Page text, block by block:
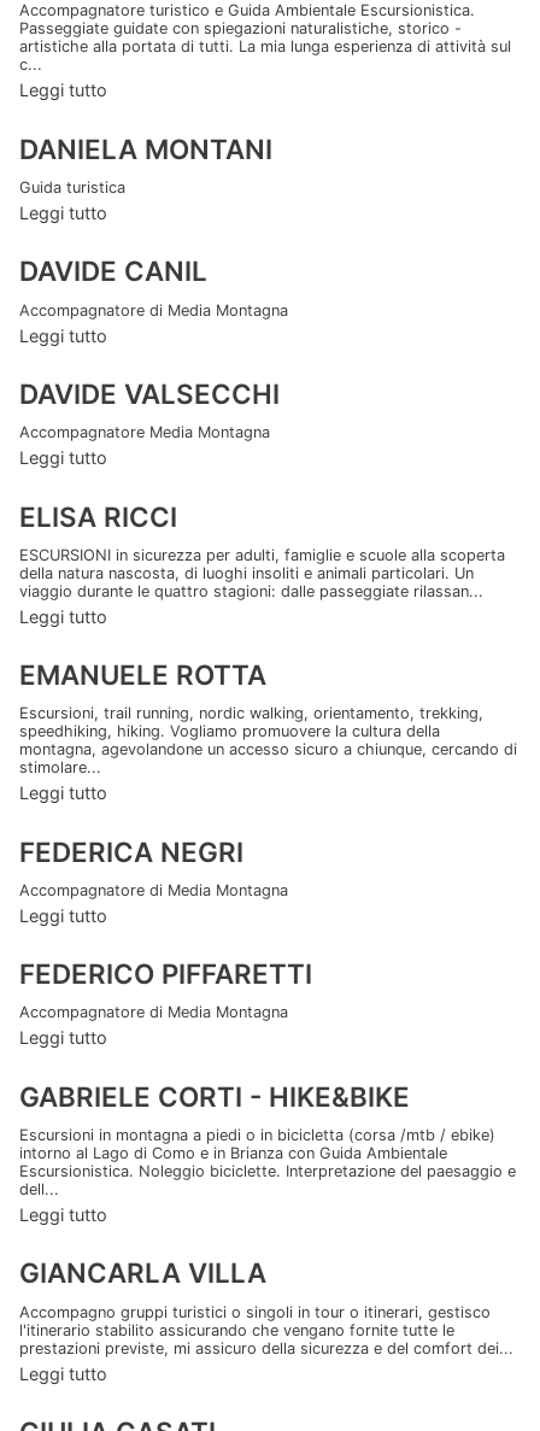
Accompagnatore turistico e Guida Ambientale Escursionistica.
Passeggiate guidate con spiegazioni naturalistiche, storico -
artistiche alla portata di tutti. La mia lunga esperienza di attività sul
c...
Leggi tutto
DANIELA MONTANI
Guida turistica
Leggi tutto
DAVIDE CANIL
Accompagnatore di Media Montagna
Leggi tutto
DAVIDE VALSECCHI
Accompagnatore Media Montagna
Leggi tutto
ELISA RICCI
ESCURSIONI in sicurezza per adulti, famiglie e scuole alla scoperta
della natura nascosta, di luoghi insoliti e animali particolari. Un
viaggio durante le quattro stagioni: dalle passeggiate rilassan...
Leggi tutto
EMANUELE ROTTA
Escursioni, trail running, nordic walking, orientamento, trekking,
speedhiking, hiking. Vogliamo promuovere la cultura della
montagna, agevolandone un accesso sicuro a chiunque, cercando di
stimolare...
Leggi tutto
FEDERICA NEGRI
Accompagnatore di Media Montagna
Leggi tutto
FEDERICO PIFFARETTI
Accompagnatore di Media Montagna
Leggi tutto
GABRIELE CORTI - HIKE&BIKE
Escursioni in montagna a piedi o in bicicletta (corsa /mtb / ebike)
intorno al Lago di Como e in Brianza con Guida Ambientale
Escursionistica. Noleggio biciclette. Interpretazione del paesaggio e
dell...
Leggi tutto
GIANCARLA VILLA
Accompagno gruppi turistici o singoli in tour o itinerari, gestisco
l'itinerario stabilito assicurando che vengano fornite tutte le
prestazioni previste, mi assicuro della sicurezza e del comfort dei...
Leggi tutto